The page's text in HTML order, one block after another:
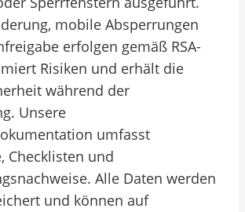
mobile Absperrungen
erfolgen gemäß RSA-
Risiken und erhält die
während der
Unsere
umfasst
Checklisten und
Alle Daten werden
und können auf